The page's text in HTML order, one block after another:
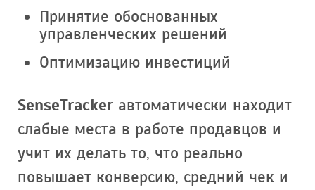
Принятие обоснованных
управленческих решений
Оптимизацию инвестиций
SenseTracker автоматически находит
слабые места в работе продавцов и
учит их делать то, что реально
повышает конверсию, средний чек и